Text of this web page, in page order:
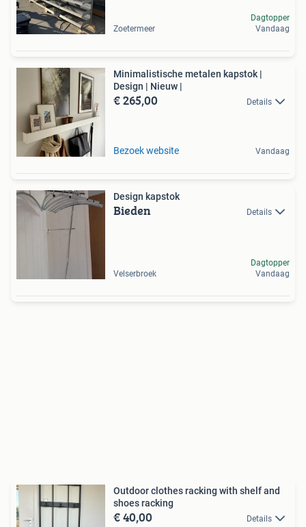
Zoetermeer
Dagtopper
Vandaag
Minimalistische metalen kapstok |
Design | Nieuw |
€ 265,00 Details
Bezoek website Vandaag
Design kapstok
Bieden Details
Velserbroek
Dagtopper
Vandaag
Outdoor clothes racking with shelf and
shoes racking
€ 40,00 Details